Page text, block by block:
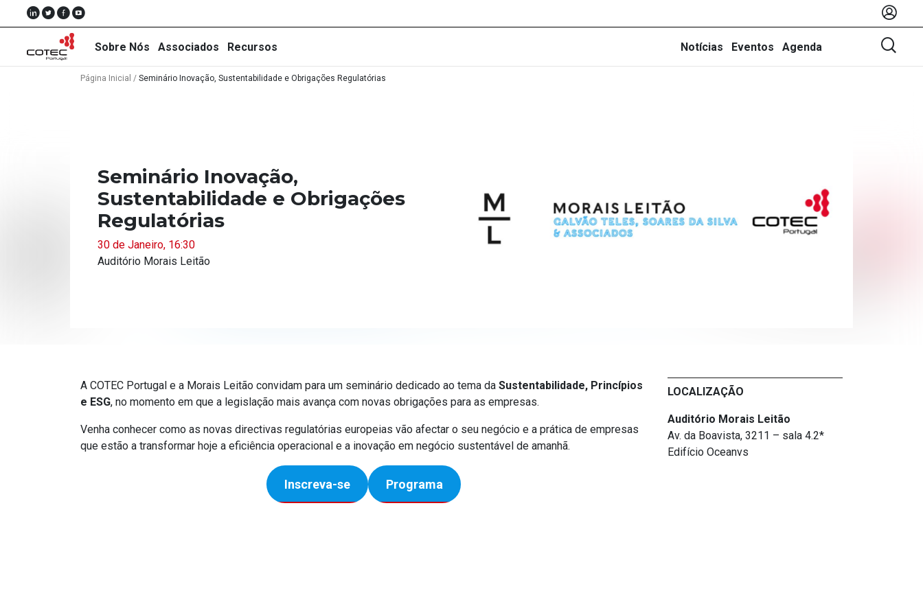
Sobre Nós Associados Recursos Notícias Eventos Agenda
Página Inicial / Seminário Inovação, Sustentabilidade e Obrigações Regulatórias
Seminário Inovação,
Sustentabilidade e Obrigações
Regulatórias
30 de Janeiro, 16:30
Auditório Morais Leitão
A COTEC Portugal e a Morais Leitão convidam para um seminário dedicado ao tema da Sustentabilidade, Princípios
e ESG, no momento em que a legislação mais avança com novas obrigações para as empresas.
Venha conhecer como as novas directivas regulatórias europeias vão afectar o seu negócio e a prática de empresas
que estão a transformar hoje a eficiência operacional e a inovação em negócio sustentável de amanhã.
Inscreva-se Programa
LOCALIZAÇÃO
Auditório Morais Leitão
Av. da Boavista, 3211 – sala 4.2*
Edifício Oceanvs